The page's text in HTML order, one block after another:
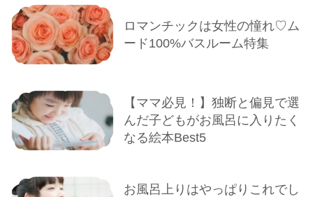
ロマンチックは女性の憧れ♡ム
ード100%バスルーム特集
【ママ必見！】独断と偏見で選
んだ子どもがお風呂に入りたく
なる絵本Best5
お風呂上りはやっぱりこれでし